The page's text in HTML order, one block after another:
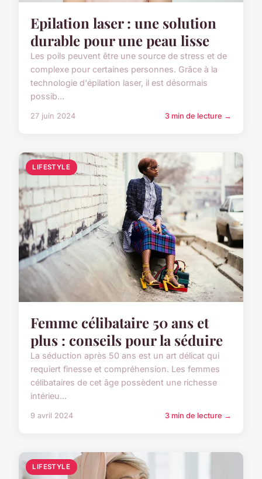
Epilation laser : une solution
durable pour une peau lisse
Les poils peuvent être une source de stress et de
complexe pour certaines personnes. Grâce à la
technologie d'épilation laser, il est désormais
possib...
27 juin 2024 3 min de lecture →
LIFESTYLE
Femme célibataire 50 ans et
plus : conseils pour la séduire
La séduction après 50 ans est un art délicat qui
requiert finesse et compréhension. Les femmes
célibataires de cet âge possèdent une richesse
intérieu...
9 avril 2024 3 min de lecture →
LIFESTYLE